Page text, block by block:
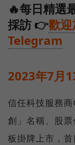
🔥每日精選
採訪 👉歡
Telegram
2023年7月
信任科技服務
創」名稱、股
板掛牌上市，